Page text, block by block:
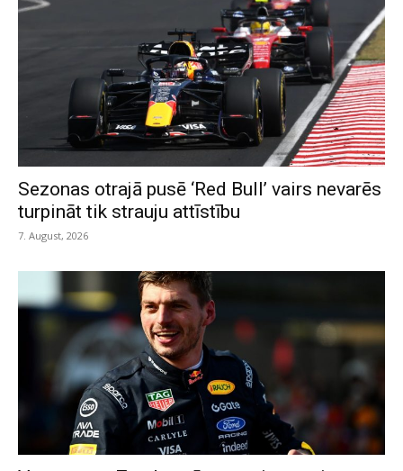
Sezonas otrajā pusē ‘Red Bull’ vairs nevarēs
turpināt tik strauju attīstību
7. August, 2026